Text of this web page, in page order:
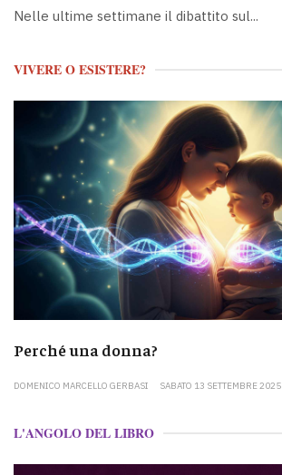
Nelle ultime settimane il dibattito sul...
VIVERE O ESISTERE?
Perché una donna?
DOMENICO MARCELLO GERBASI SABATO 13 SETTEMBRE 2025
L'ANGOLO DEL LIBRO